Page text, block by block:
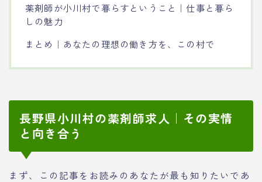
薬剤師が小川村で暮らすということ｜仕事と暮ら
しの魅力
まとめ｜あなたの理想の働き方を、この村で
長野県小川村の薬剤師求人｜その実情
と向き合う
まず、この記事をお読みのあなたが最も知りたいであ